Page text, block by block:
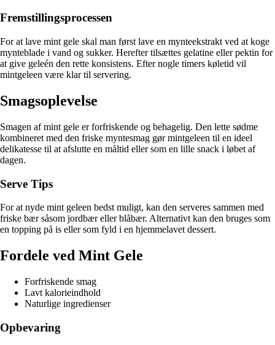
Fremstillingsprocessen
For at lave mint gele skal man først lave en mynteekstrakt ved at koge
mynteblade i vand og sukker. Herefter tilsættes gelatine eller pektin for
at give geleén den rette konsistens. Efter nogle timers køletid vil
mintgeleen være klar til servering.
Smagsoplevelse
Smagen af mint gele er forfriskende og behagelig. Den lette sødme
kombineret med den friske myntesmag gør mintgeleen til en ideel
delikatesse til at afslutte en måltid eller som en lille snack i løbet af
dagen.
Serve Tips
For at nyde mint geleen bedst muligt, kan den serveres sammen med
friske bær såsom jordbær eller blåbær. Alternativt kan den bruges som
en topping på is eller som fyld i en hjemmelavet dessert.
Fordele ved Mint Gele
Forfriskende smag
Lavt kalorieindhold
Naturlige ingredienser
Opbevaring